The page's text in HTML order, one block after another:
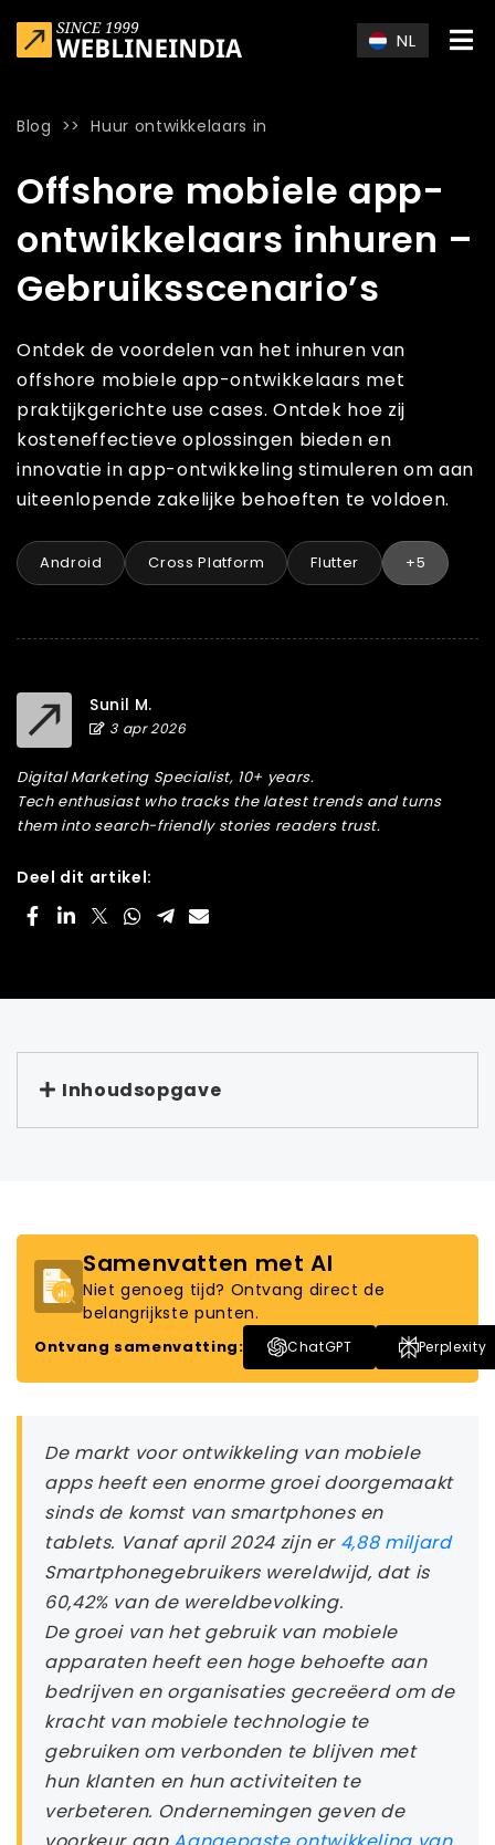
NL
Blog >>Huur ontwikkelaars in
Offshore mobiele app-
ontwikkelaars inhuren –
Gebruiksscenario’s
Ontdek de voordelen van het inhuren van
offshore mobiele app-ontwikkelaars met
praktijkgerichte use cases. Ontdek hoe zij
kosteneffectieve oplossingen bieden en
innovatie in app-ontwikkeling stimuleren om aan
uiteenlopende zakelijke behoeften te voldoen.
Android Cross Platform Flutter +5
Sunil M.
3 apr 2026
Digital Marketing Specialist, 10+ years.
Tech enthusiast who tracks the latest trends and turns
them into search-friendly stories readers trust.
Deel dit artikel:
Inhoudsopgave
Samenvatten met AI
Niet genoeg tijd? Ontvang direct de
belangrijkste punten.
Ontvang samenvatting: ChatGPT Perplexity
De markt voor ontwikkeling van mobiele
apps heeft een enorme groei doorgemaakt
sinds de komst van smartphones en
tablets. Vanaf april 2024 zijn er 4,88 miljard
Smartphonegebruikers wereldwijd, dat is
60,42% van de wereldbevolking.
De groei van het gebruik van mobiele
apparaten heeft een hoge behoefte aan
bedrijven en organisaties gecreëerd om de
kracht van mobiele technologie te
gebruiken om verbonden te blijven met
hun klanten en hun activiteiten te
verbeteren. Ondernemingen geven de